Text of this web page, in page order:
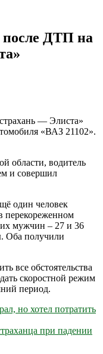
после ДТП на
— Элиста»
«ВАЗ 21102».
области, водитель
и совершил
один человек
перекореженном
мужчин – 27 и 36
Оба получили
все обстоятельства
скоростной режим
период.
но хотел потратить
при падении